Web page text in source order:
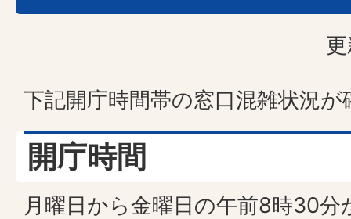
下記開庁時間帯の窓口混雑状況
開庁時間
月曜日から金曜日の午前8時30